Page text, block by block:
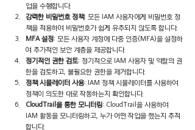
업을 수행합니다.
강력한 비밀번호 정책: 모든 IAM 사용자에게 비밀번호 정
책을 적용하여 비밀번호가 쉽게 유추되지 않도록 합니다.
MFA 설정: 모든 사용자 계정에 다중 인증(MFA)을 설정하
여 추가적인 보안 계층을 제공합니다.
정기적인 권한 검토: 정기적으로 IAM 사용자 및 역할의 권
한을 검토하고, 불필요한 권한을 제거합니다.
정책 시뮬레이터 사용: IAM 정책 시뮬레이터를 사용하여
정책이 의도한 대로 작동하는지 확인합니다.
CloudTrail을 통한 모니터링: CloudTrail을 사용하여
IAM 활동을 모니터링하고, 누가 어떤 작업을 했는지 추적
합니다.